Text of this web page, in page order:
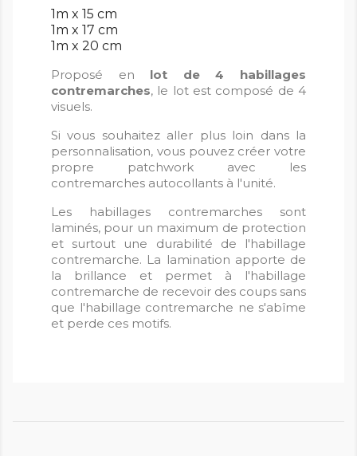
1m x 15 cm
1m x 17 cm
1m x 20 cm
Proposé en lot de 4 habillages
contremarches, le lot est composé de 4
visuels.
Si vous souhaitez aller plus loin dans la
personnalisation, vous pouvez créer votre
propre patchwork avec les
contremarches autocollants à l'unité.
Les habillages contremarches sont
laminés, pour un maximum de protection
et surtout une durabilité de l'habillage
contremarche. La lamination apporte de
la brillance et permet à l'habillage
contremarche de recevoir des coups sans
que l'habillage contremarche ne s'abîme
et perde ces motifs.